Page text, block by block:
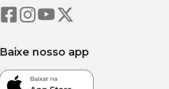
Baixe nosso app